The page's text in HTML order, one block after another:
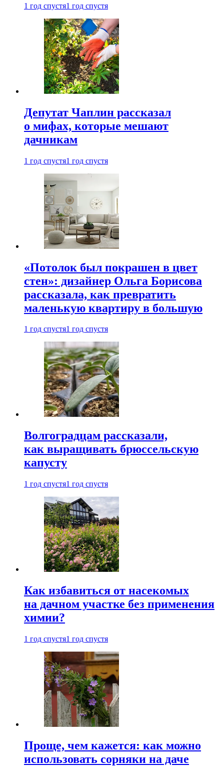
1 год спустя1 год спустя
Депутат Чаплин рассказал
о мифах, которые мешают
дачникам
1 год спустя1 год спустя
«Потолок был покрашен в цвет
стен»: дизайнер Ольга Борисова
рассказала, как превратить
маленькую квартиру в большую
1 год спустя1 год спустя
Волгоградцам рассказали,
как выращивать брюссельскую
капусту
1 год спустя1 год спустя
Как избавиться от насекомых
на дачном участке без применения
химии?
1 год спустя1 год спустя
Проще, чем кажется: как можно
использовать сорняки на даче